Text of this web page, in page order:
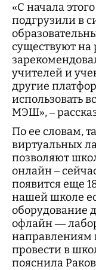
«С начала
подгрузили в
существуют
учителей и
другие
использовать
МЭШ», –
По ее словам,
виртуальных
позволяют
онлайн –
появится еще
нашей школе
оборудование
офлайн —
направлениям
провести в
пояснила